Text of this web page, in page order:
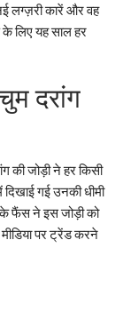
लग्ज़री कारें और वह
के लिए यह साल हर
दरांग
की जोड़ी ने हर किसी
गई उनकी धीमी
के फैंस ने इस जोड़ी को
पर ट्रेंड करने